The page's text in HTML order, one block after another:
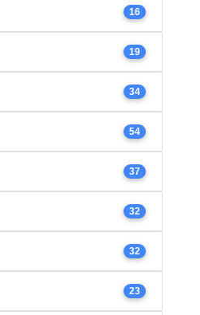
16
19
34
54
37
32
32
23